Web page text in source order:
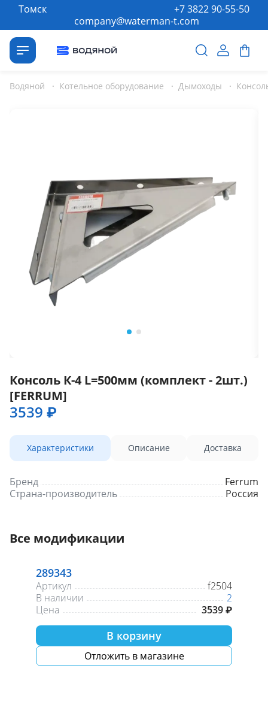
Томск
company@waterman-t.com
+7 3822 90-55-50
Водяной · Котельное оборудование · Дымоходы ·
Консоль К-4 L=500мм (комплект - 2шт.)
[FERRUM]
3539 ₽
Характеристики Описание Доставка
Бренд
Ferrum
Страна-производитель
Россия
Все модификации
289343
Артикул
f2504
В наличии
2
Цена
3539 ₽
В корзину
Отложить в магазине